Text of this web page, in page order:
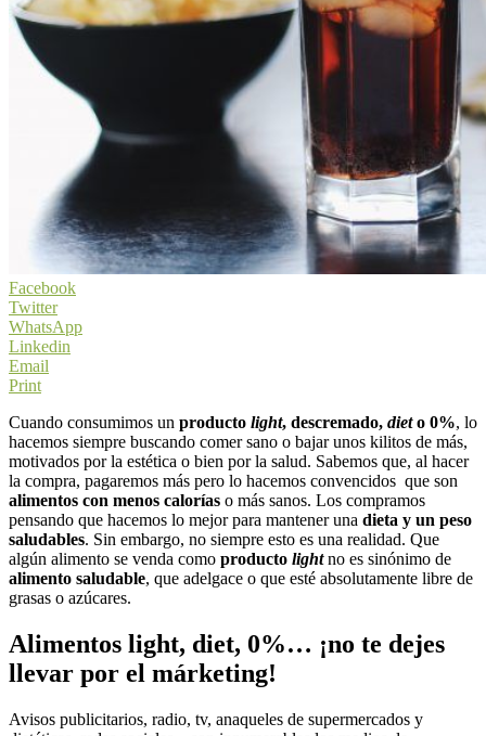
Facebook
Twitter
WhatsApp
Linkedin
Email
Print
Cuando consumimos un producto light, descremado, dieto 0%, lo
hacemos siempre buscando comer sano o bajar unos kilitos de más,
motivados por la estética o bien por la salud. Sabemos que, al hacer
la compra, pagaremos más pero lo hacemos convencidos que son
alimentos con menos calorías o más sanos. Los compramos
pensando que hacemos lo mejor para mantener una dieta y un peso
saludables. Sin embargo, no siempre esto es una realidad. Que
algún alimento se venda como producto light no es sinónimo de
alimento saludable, que adelgace o que esté absolutamente libre de
grasas o azúcares.
Alimentos light, diet, 0%… ¡no te dejes
llevar por el márketing!
Avisos publicitarios, radio, tv, anaqueles de supermercados y